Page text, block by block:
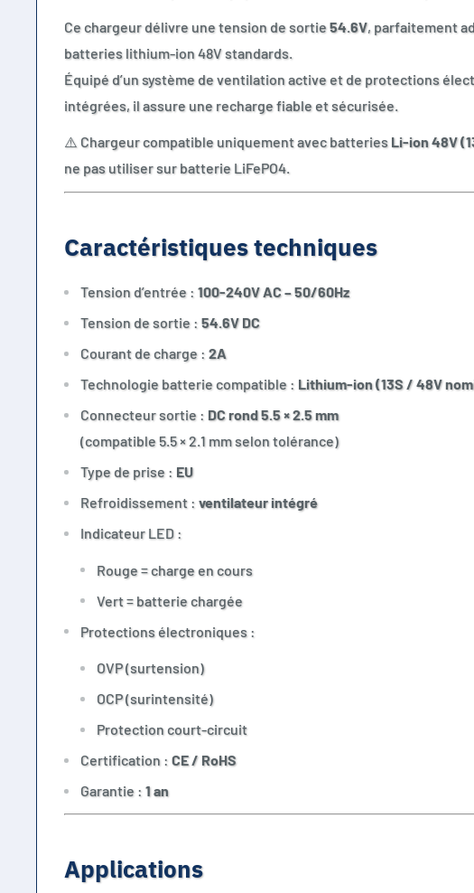
Ce chargeur délivre une tension de sortie54.6V, parfaitement
batteries lithium-ion 48V standards.
Équipé d’un système de ventilation active et de protections
intégrées, il assure une recharge fiable et sécurisée.
⚠️ Chargeur compatible uniquement avec batteries Li-ion 48V
ne pas utiliser sur batterie LiFePO4.
Caractéristiques techniques
Tension d’entrée : 100-240V AC – 50/60Hz
Tension de sortie : 54.6V DC
Courant de charge : 2A
Technologie batterie compatible : Lithium-ion (13S / 48V
Connecteur sortie : DC rond 5.5 × 2.5 mm
(compatible 5.5 × 2.1 mm selon tolérance)
Type de prise : EU
Refroidissement : ventilateur intégré
Indicateur LED :
Rouge = charge en cours
Vert = batterie chargée
Protections électroniques :
OVP (surtension)
OCP (surintensité)
Protection court-circuit
Certification : CE / RoHS
Garantie : 1 an
Applications